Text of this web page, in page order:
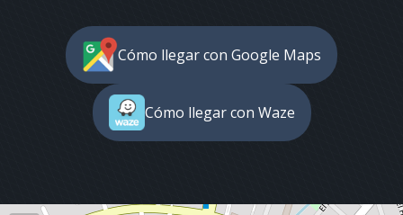
Cómo llegar con Google Maps
Cómo llegar con Waze